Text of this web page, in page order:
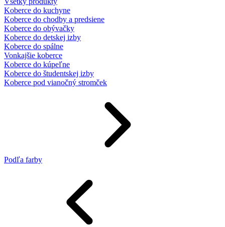
Koberce do kuchyne
Koberce do chodby a predsiene
Koberce do obývačky
Koberce do detskej izby
Koberce do spálne
Vonkajšie koberce
Koberce do kúpeľne
Koberce do študentskej izby
Koberce pod vianočný stromček
Podľa farby